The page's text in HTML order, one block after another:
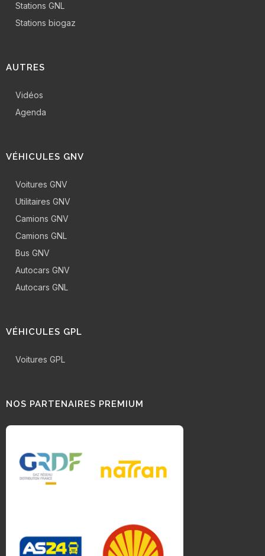
Stations GNL
Stations biogaz
AUTRES
Vidéos
Agenda
VÉHICULES GNV
Voitures GNV
Utilitaires GNV
Camions GNV
Camions GNL
Bus GNV
Autocars GNV
Autocars GNL
VÉHICULES GPL
Voitures GPL
NOS PARTENAIRES PREMIUM